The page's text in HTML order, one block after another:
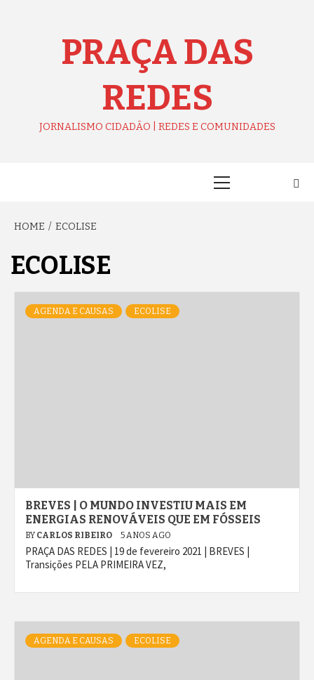
PRAÇA DAS
REDES
JORNALISMO CIDADÃO | REDES E COMUNIDADES
HOME ECOLISE
ECOLISE
AGENDA E CAUSAS ECOLISE
BREVES | O MUNDO INVESTIU MAIS EM
ENERGIAS RENOVÁVEIS QUE EM FÓSSEIS
BY CARLOS RIBEIRO 5 ANOS AGO
PRAÇA DAS REDES | 19 de fevereiro 2021 | BREVES |
Transições PELA PRIMEIRA VEZ,
AGENDA E CAUSAS ECOLISE